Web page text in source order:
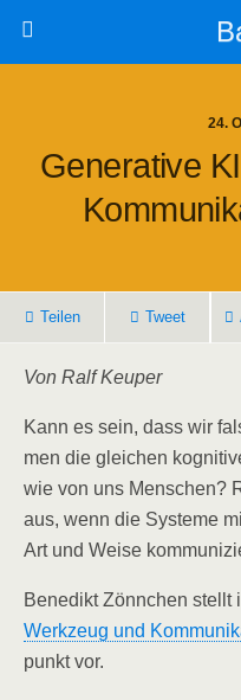
24.
Gene­ra­ti­ve
Tei­len Tweet
Von Ralf Keuper
Kann es sein, dass wir
men die glei­chen
wie von uns Men­schen?
aus, wenn die Sys­te­me
Art und Wei­se
Bene­dikt Zönn­chen stellt
Werk­zeug und
punkt vor.